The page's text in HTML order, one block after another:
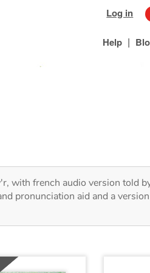
Log in
Help |
with french audio version told
pronunciation aid and a